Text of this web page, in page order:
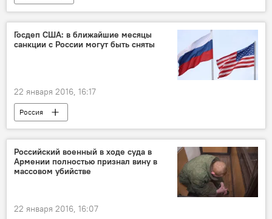
Госдеп США: в ближайшие месяцы
санкции с России могут быть сняты
22 января 2016, 16:17
Россия
Российский военный в ходе суда в
Армении полностью признал вину в
массовом убийстве
22 января 2016, 16:07